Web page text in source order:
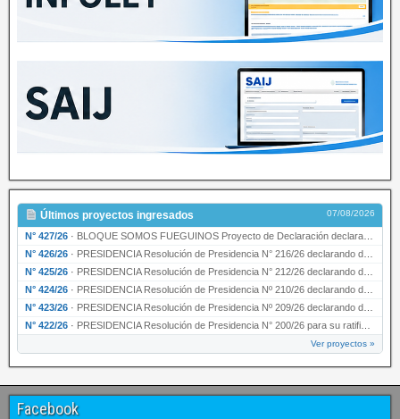
Últimos proyectos ingresados 07/08/2026
N° 427/26 · BLOQUE SOMOS FUEGUINOS Proyecto de Declaración declarando de interés provincial PRESIDENCI…
N° 426/26 · PRESIDENCIA Resolución de Presidencia N° 216/26 declarando de interés provincial la labor …
N° 425/26 · PRESIDENCIA Resolución de Presidencia N° 212/26 declarando de interés provincial el “50° A…
N° 424/26 · PRESIDENCIA Resolución de Presidencia Nº 210/26 declarando de interés provincial el proyec…
N° 423/26 · PRESIDENCIA Resolución de Presidencia Nº 209/26 declarando de interés provincial la presen…
N° 422/26 · PRESIDENCIA Resolución de Presidencia N° 200/26 para su ratificación.
Ver proyectos »
Facebook